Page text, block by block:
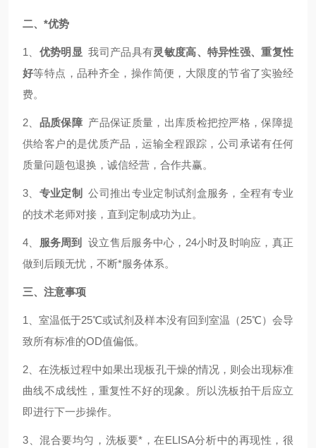
二、*优势
1、 优势明显 我司产品具有灵敏度高、特异性强、重复性
好等特点，品种齐全，操作简便，大限度的节省了实验经
费。
2、 品质保障产品保证质量，出库质检把控严格，保障提
供给客户的是优质产品，运输全程跟踪，公司承诺有任何
质量问题包退换，诚信经营，合作共赢。
3、 专业定制
公司推出专业定制试剂盒服务，全程有专业
的技术老师对接，直到定制成功为止。
4、 服务周到
设立售后服务中心，24小时及时响应，真正
做到后顾无忧，不断*服务体系。
三、注意事项
1、室温低于25℃或试剂及样本没有回到室温（25℃）会导
致所有标准的OD值偏低。
2、在洗板过程中如果出现板孔干燥的情况，则会出现标准
曲线不成线性，重复性不好的现象。所以洗板拍干后应立
即进行下一步操作。
3、混合要均匀，洗板要*，在ELISA分析中的再现性，很